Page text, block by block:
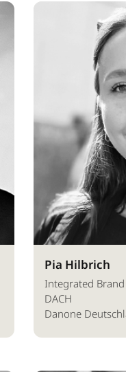
Pia Hilbrich
Integrated
DACH
Danone